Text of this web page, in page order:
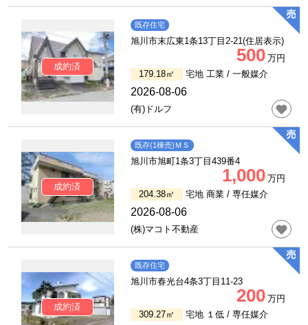
成約済
既存住宅
旭川市末広東1条13丁目2-21(住居表示)
500 万円
179.18㎡
宅地 工業 / 一般媒介
2026-08-06
(有)ドルフ
成約済
既存(1棟売)ＭＳ
旭川市旭町1条3丁目439番4
1,000 万円
204.38㎡
宅地 商業 / 専任媒介
2026-08-06
(株)マコト不動産
成約済
既存住宅
旭川市春光台4条3丁目11-23
200 万円
309.27㎡
宅地 １低 / 専任媒介